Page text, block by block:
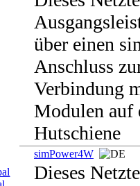
über einen
Anschluss
Verbindung
Modulen auf
Hutschiene
simPower4W
Dieses